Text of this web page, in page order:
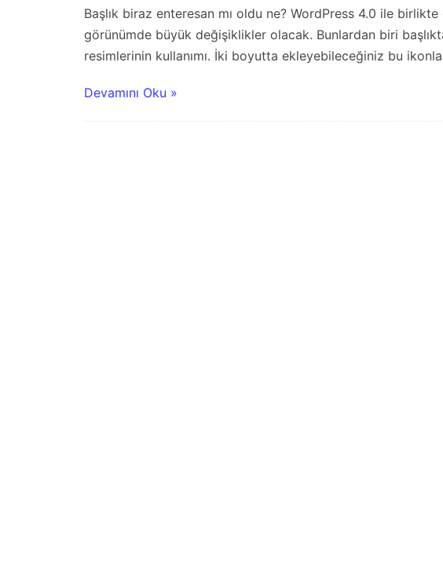
Başlık biraz enteresan mı oldu ne? WordPress 4.0 ile
görünümde büyük değişiklikler olacak. Bunlardan biri
resimlerinin kullanımı. İki boyutta ekleyebileceğiniz bu
Devamını Oku »